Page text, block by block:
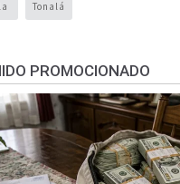
Tonalá
PROMOCIONADO